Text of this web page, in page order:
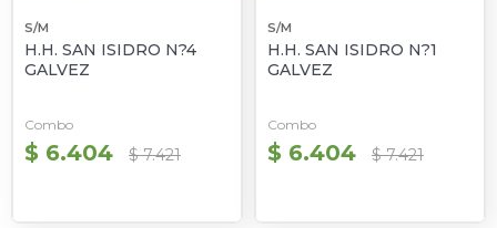
S/M
H.H. SAN ISIDRO N?4
GALVEZ
Combo
$ 6.404 $ 7.421
S/M
H.H. SAN ISIDRO N?1
GALVEZ
Combo
$ 6.404 $ 7.421